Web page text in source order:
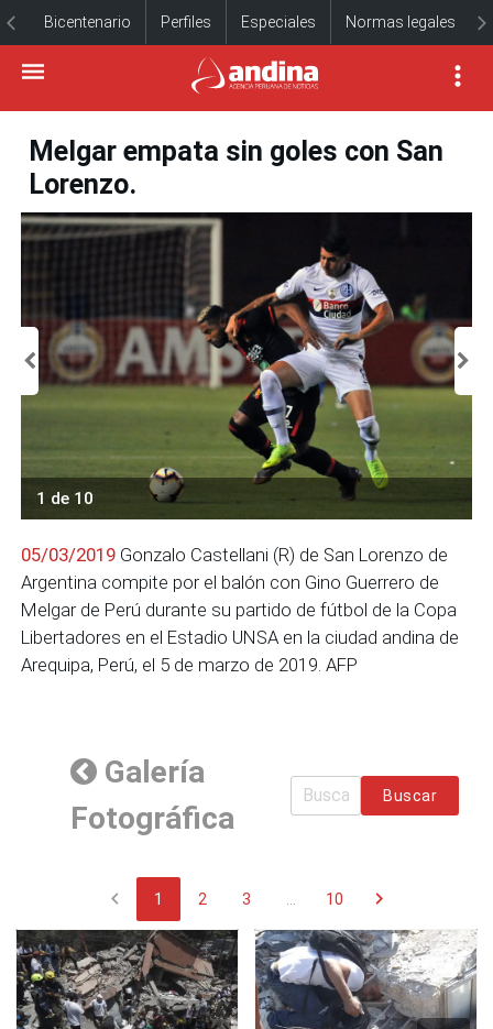
Bicentenario Perfiles Especiales Normas legales
Melgar empata sin goles con San
Lorenzo.
1 de 10
05/03/2019 Gonzalo Castellani (R) de San Lorenzo de
Argentina compite por el balón con Gino Guerrero de
Melgar de Perú durante su partido de fútbol de la Copa
Libertadores en el Estadio UNSA en la ciudad andina de
Arequipa, Perú, el 5 de marzo de 2019. AFP
Galería
Fotográfica
Buscar
chevron_left 1 2 3 10 chevron_right